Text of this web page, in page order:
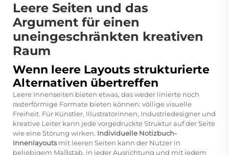
Leere Seiten und das
Argument für einen
uneingeschränkten kreativen
Raum
Wenn leere Layouts strukturierte
Alternativen übertreffen
Leere Innenseiten bieten etwas, das weder linierte noch
rasterförmige Formate bieten können: völlige visuelle
Freiheit. Für Künstler, Illustratorinnen, Industriedesigner und
kreative Leiter kann jede vorgedruckte Struktur auf der Seite
wie eine Störung wirken. Individuelle Notizbuch-
Innenlayoutsmit leeren Seiten kann der Nutzer in
beliebigem Maßstab, in jeder Ausrichtung und mit jedem